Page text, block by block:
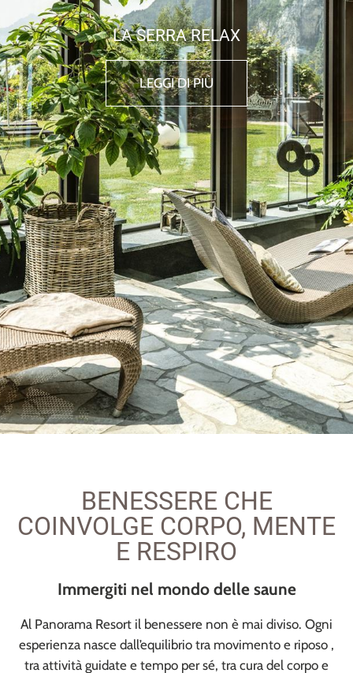
LA SERRA RELAX
LEGGI DI PIÙ
BENESSERE CHE
COINVOLGE CORPO, MENTE
E RESPIRO
Immergiti nel mondo delle saune
Al Panorama Resort il benessere non è mai diviso. Ogni
esperienza nasce dall’equilibrio tra movimento e riposo ,
tra attività guidate e tempo per sé, tra cura del corpo e